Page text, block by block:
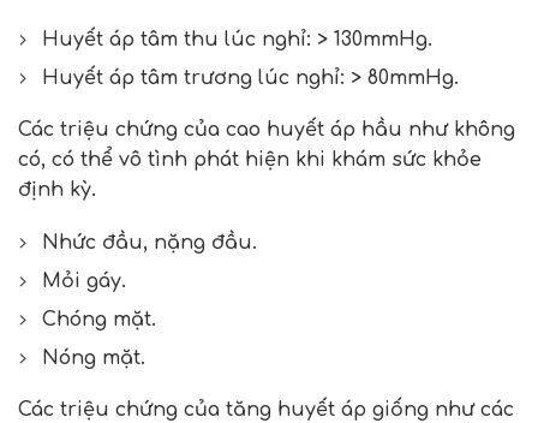
Huyết áp tâm thu lúc nghỉ: > 130mmHg.
Huyết áp tâm trương lúc nghỉ: > 80mmHg.
Các triệu chứng của cao huyết áp hầu như không
có, có thể vô tình phát hiện khi khám sức khỏe
định kỳ.
Nhức đầu, nặng đầu.
Mỏi gáy.
Chóng mặt.
Nóng mặt.
Các triệu chứng của tăng huyết áp giống như các